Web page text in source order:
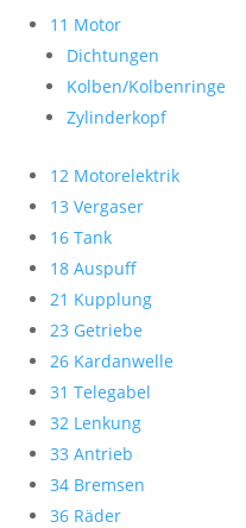
11 Motor
Dichtungen
Kolben/Kolbenringe
Zylinderkopf
12 Motorelektrik
13 Vergaser
16 Tank
18 Auspuff
21 Kupplung
23 Getriebe
26 Kardanwelle
31 Telegabel
32 Lenkung
33 Antrieb
34 Bremsen
36 Räder